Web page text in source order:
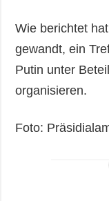
Wie berichtet
gewandt, ein
Putin unter
organisieren.
Foto: